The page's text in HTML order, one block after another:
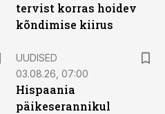
tervist korras hoidev
kõndimise kiirus
UUDISED
03.08.26, 07:00
Hispaania
päikeserannikul